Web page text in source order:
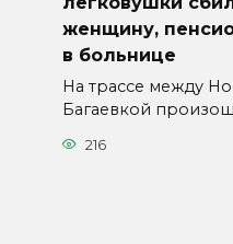
женщину,
в больнице
На трассе между
Багаевкой
216